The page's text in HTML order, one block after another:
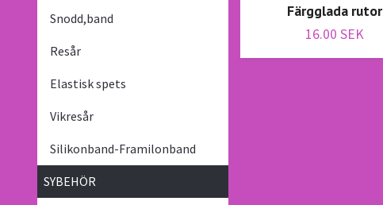
Snodd,band
Resår
Elastisk spets
Vikresår
Silikonband-Framilonband
SYBEHÖR
Färgglada rutor
16.00 SEK